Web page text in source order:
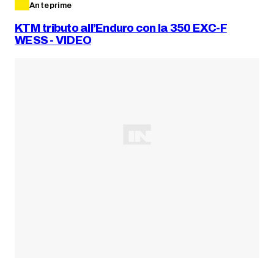
Anteprime
KTM tributo all’Enduro con la 350 EXC-F
WESS - VIDEO